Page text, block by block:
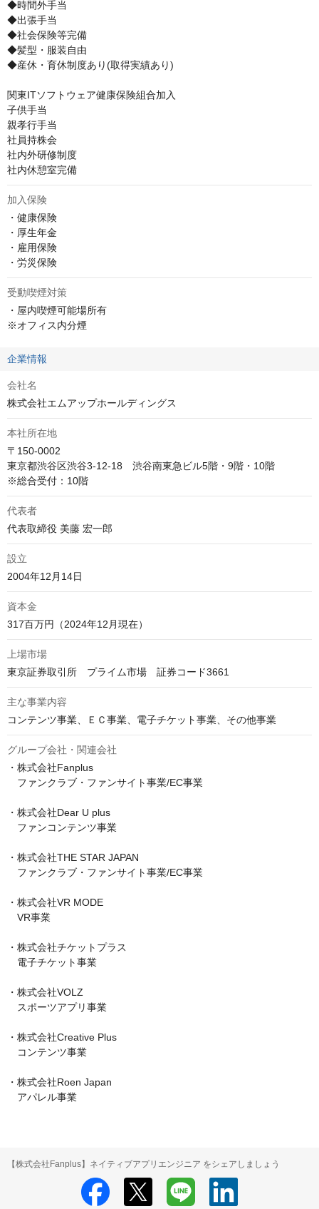
◆時間外手当
◆出張手当
◆社会保険等完備
◆髪型・服装自由
◆産休・育休制度あり(取得実績あり)
関東ITソフトウェア健康保険組合加入
子供手当
親孝行手当
社員持株会
社内外研修制度
社内休憩室完備
加入保険
・健康保険
・厚生年金
・雇用保険
・労災保険
受動喫煙対策
・屋内喫煙可能場所有
※オフィス内分煙
企業情報
会社名
株式会社エムアップホールディングス
本社所在地
〒150-0002
東京都渋谷区渋谷3-12-18　渋谷南東急ビル5階・9階・10階
※総合受付：10階
代表者
代表取締役 美藤 宏一郎
設立
2004年12月14日
資本金
317百万円（2024年12月現在）
上場市場
東京証券取引所　プライム市場　証券コード3661
主な事業内容
コンテンツ事業、ＥＣ事業、電子チケット事業、その他事業
グループ会社・関連会社
・株式会社Fanplus
ファンクラブ・ファンサイト事業/EC事業
・株式会社Dear U plus
ファンコンテンツ事業
・株式会社THE STAR JAPAN
ファンクラブ・ファンサイト事業/EC事業
・株式会社VR MODE
VR事業
・株式会社チケットプラス
電子チケット事業
・株式会社VOLZ
スポーツアプリ事業
・株式会社Creative Plus
コンテンツ事業
・株式会社Roen Japan
アパレル事業
【株式会社Fanplus】ネイティブアプリエンジニア をシェアしましょう